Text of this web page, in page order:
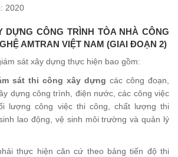
2020
DỰNG CÔNG TRÌNH TÒA NHÀ CÔNG
AMTRAN VIỆT NAM (GIAI ĐOẠN 2)
sát xây dựng thực hiện bao gồm:
sát thi công xây dựng các công đoạn,
dựng công trình, điện nước, các công việc
lượng công việc thi công, chất lượng thi
lao động, vệ sinh môi trường và quản lý
thực hiện căn cứ theo bảng tiến độ thi